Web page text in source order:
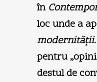
în
loc unde a
modernităţii
pentru
destul de